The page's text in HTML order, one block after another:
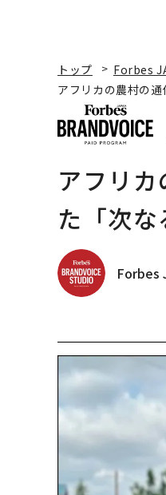
トップ Forbes
アフリカの農村の
アフリ
た「次な
Forbes